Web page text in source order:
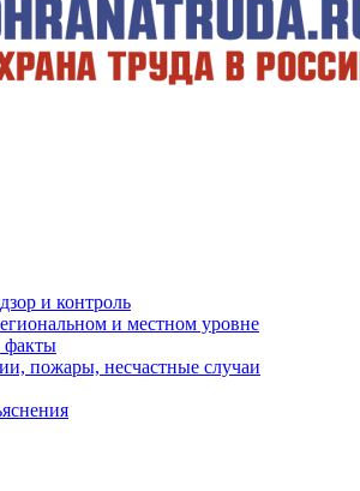
и контроль
и местном уровне
факты
пожары, несчастные случаи